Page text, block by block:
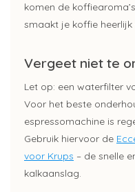
komen de
smaakt je koffie heerlijk
Vergeet niet te
Let op: een waterfilter
Voor het beste
espressomachine is
Gebruik hiervoor de
voor Krups – de snelle
kalkaanslag.